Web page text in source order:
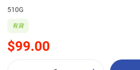
510G
$99.00
有貨